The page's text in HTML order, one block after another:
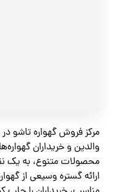
مرکز فروش گهواره تاشو
والدین و خریداران
محصولات متنوع، به یک
ارائه گستره وسیعی از